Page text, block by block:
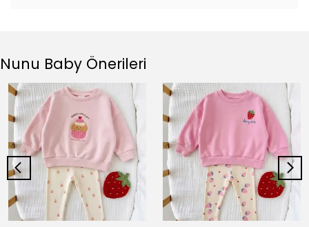
Nunu Baby Önerileri